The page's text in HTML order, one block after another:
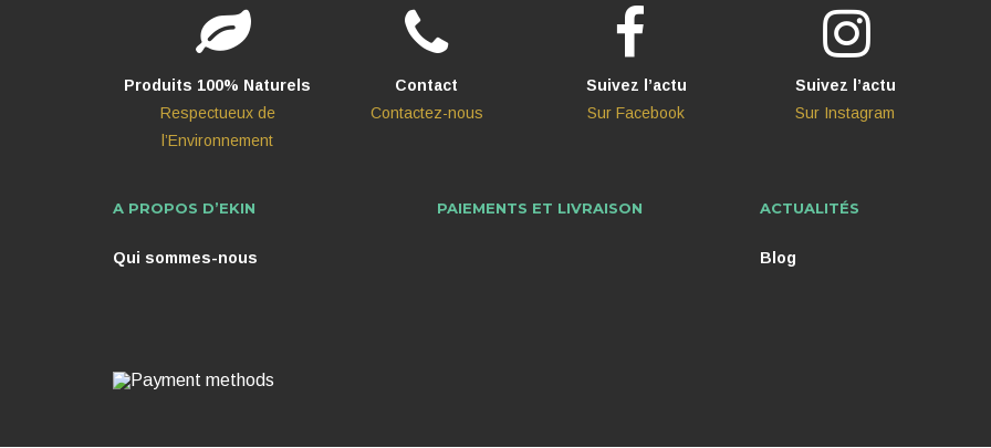
Produits 100% Naturels
Respectueux de
l’Environnement
Contact
Contactez-nous
Suivez l’actu
Sur Facebook
Suivez l’actu
Sur Instagram
A PROPOS D’EKIN
Qui sommes-nous
PAIEMENTS ET LIVRAISON ACTUALITÉS
Blog